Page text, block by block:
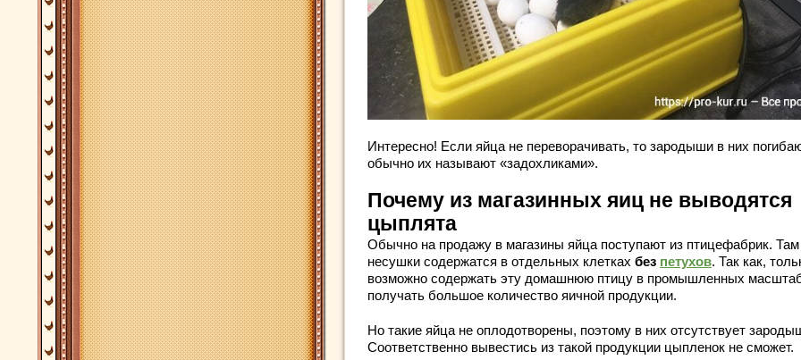
Интересно! Если яйца не переворачивать, то зародыши в них
обычно их называют «задохликами».
Почему из магазинных яиц не выводятся
цыплята
Обычно на продажу в магазины яйца поступают из птицефабрик. Там
несушки содержатся в отдельных клетках без петухов. Так как,
возможно содержать эту домашнюю птицу в промышленных
получать большое количество яичной продукции.
Но такие яйца не оплодотворены, поэтому в них отсутствует
Соответственно вывестись из такой продукции цыпленок не сможет.